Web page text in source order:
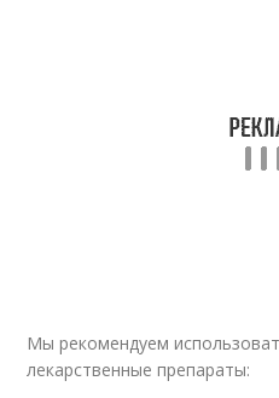
Мы рекомендуем
лекарственные препараты: